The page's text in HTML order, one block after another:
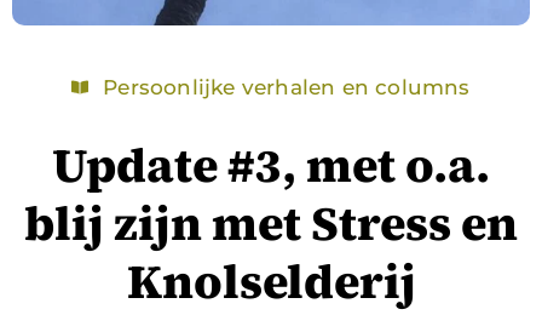
Persoonlijke verhalen en columns
Update #3, met o.a.
blij zijn met Stress en
Knolselderij